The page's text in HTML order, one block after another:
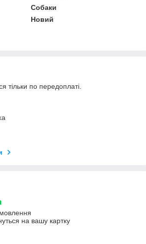
Собаки
Новий
тільки по передоплаті.
на вашу картку